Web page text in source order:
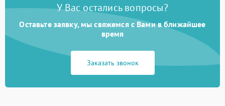
У Вас остались вопросы?
Оставьте заявку, мы свяжемся с Вами в ближайшее
время
Заказать звонок